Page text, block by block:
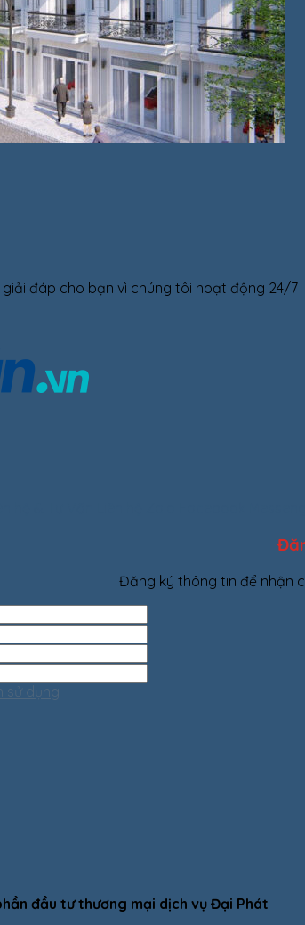
đáp cho bạn vì chúng tôi hoạt động 24/7
Đăng ký thông tin để nhận
sử dụng
đầu tư thương mại dịch vụ Đại Phát